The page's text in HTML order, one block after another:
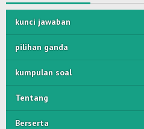
kunci jawaban
pilihan ganda
kumpulan soal
Tentang
Berserta